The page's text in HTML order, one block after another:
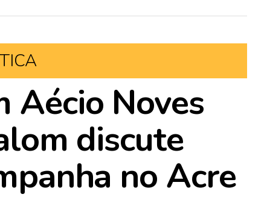
Aécio Noves
discute
no Acre